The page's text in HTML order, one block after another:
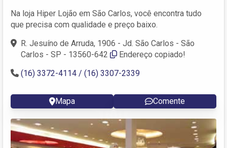
Na loja Hiper Lojão em São Carlos, você encontra tudo
que precisa com qualidade e preço baixo.
R. Jesuíno de Arruda, 1906 - Jd. São Carlos - São
Carlos - SP - 13560-642
Endereço copiado!
(16) 3372-4114 / (16) 3307-2339
Mapa Comente